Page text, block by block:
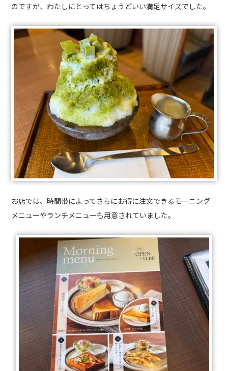
のですが、わたしにとってはちょうどいい満足サイズでした。
お店では、時間帯によってさらにお得に注文できるモーニング
メニューやランチメニューも用意されていました。